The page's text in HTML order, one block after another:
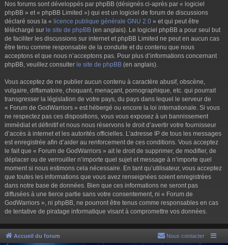
Nos forums sont développés par phpBB (désignés ci-après par « logiciel
phpBB » et « phpBB Limited ») qui est un logiciel de forum de discussions
déclaré sous la « licence publique générale GNU 2.0 » et qui peut être
téléchargé sur le site de phpBB (en anglais). Le logiciel phpBB a pour seul but
de faciliter les discussions sur internet et phpBB Limited ne peut en aucun cas
être tenu comme responsable de la conduite et du contenu que nous
acceptons et que nous n’acceptons pas. Pour plus d’informations concernant
phpBB, veuillez consulter le site de phpBB (en anglais).
Vous acceptez de ne publier aucun contenu à caractère abusif, obscène,
vulgaire, diffamatoire, choquant, menaçant, pornographique, etc. qui pourrait
transgresser la législation de votre pays, du pays dans lequel le serveur de
« Forum de GodWarriors » est hébergé ou encore la loi internationale. Si vous
ne respectez pas ces dispositions, vous vous exposez à un bannissement
immédiat et définitif et nous nous réservons le droit d’avertir votre fournisseur
d’accès à internet et les autorités officielles. L’adresse IP de tous les messages
est enregistrée afin d’aider au renforcement de ces conditions. Vous acceptez
le fait que « Forum de GodWarriors » ait le droit de supprimer, de modifier, de
déplacer ou de verrouiller n’importe quel sujet et message à n’importe quel
moment si nous estimons cela nécessaire. En tant qu’utilisateur, vous acceptez
que toutes les informations que vous avez renseignées soient enregistrées
dans notre base de données. Bien que ces informations ne seront pas
diffusées à une tierce partie sans votre consentement, ni « Forum de
GodWarriors », ni phpBB, ne pourront être tenus comme responsables en cas
de tentative de piratage informatique visant à compromettre vos données.
Accueil du forum Nous contacter